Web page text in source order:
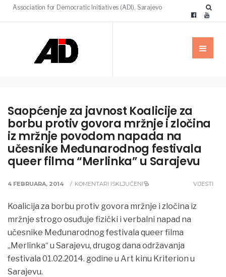
Association for Democratic Initiatives (ADI), Sarajevo
Saopćenje za javnost Koalicije za
borbu protiv govora mržnje i zločina
iz mržnje povodom napada na
učesnike Međunarodnog festivala
queer filma “Merlinka” u Sarajevu
4 FEBRUARA, 2014 / KOMENTARI ISKLJUČENI VIJESTI
Koalicija za borbu protiv govora mržnje i zločina iz
mržnje strogo osuđuje fizički i verbalni napad na
učesnike Međunarodnog festivala queer filma
„Merlinka“ u Sarajevu, drugog dana održavanja
festivala 01.02.2014. godine u Art kinu Kriterion u
Sarajevu.